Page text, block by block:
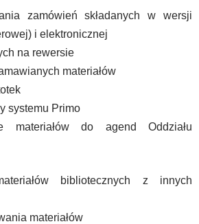
zamówień składanych w wersji
i elektronicznej
na rewersie
materiałów
systemu Primo
materiałów do agend Oddziału
bibliotecznych z innych
materiałów